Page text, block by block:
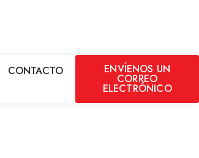
CONTACTO ENVÍENOS UN
CORREO
ELECTRÓNICO